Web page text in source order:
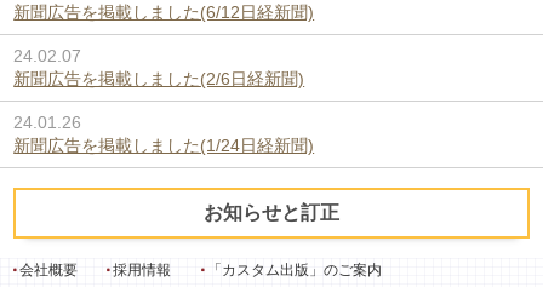
新聞広告を掲載しました(6/12日経新聞)
24.02.07
新聞広告を掲載しました(2/6日経新聞)
24.01.26
新聞広告を掲載しました(1/24日経新聞)
お知らせと訂正
会社概要 採用情報 「カスタム出版」のご案内